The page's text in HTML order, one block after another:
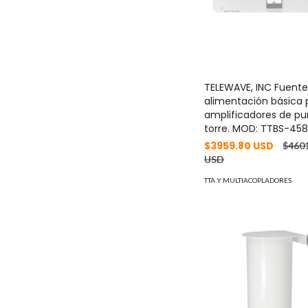
TELEWAVE, INC
alimentación básica
amplificadores de
torre. MOD: TTBS-
$3959.80 USD
USD
TTA Y MULTIACOPLADORES